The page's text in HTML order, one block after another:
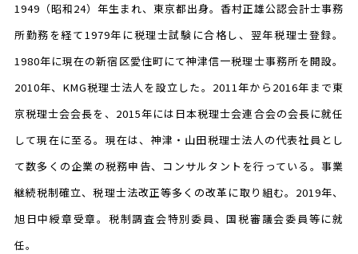
1949（昭和24）年生まれ、東京都出身。香村正雄公認会計士事務
所勤務を経て1979年に税理士試験に合格し、翌年税理士登録。
1980年に現在の新宿区愛住町にて神津信一税理士事務所を開設。
2010年、KMG税理士法人を設立した。2011年から2016年まで東
京税理士会会長を、2015年には日本税理士会連合会の会長に就任
して現在に至る。現在は、神津・山田税理士法人の代表社員とし
て数多くの企業の税務申告、コンサルタントを行っている。事業
継続税制確立、税理士法改正等多くの改革に取り組む。2019年、
旭日中綬章受章。税制調査会特別委員、国税審議会委員等に就
任。